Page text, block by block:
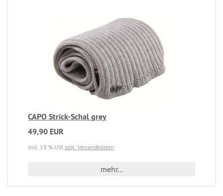
CAPO Strick-Schal grey
49,90 EUR
incl. 19 % USt zzgl. Versandkosten
mehr...